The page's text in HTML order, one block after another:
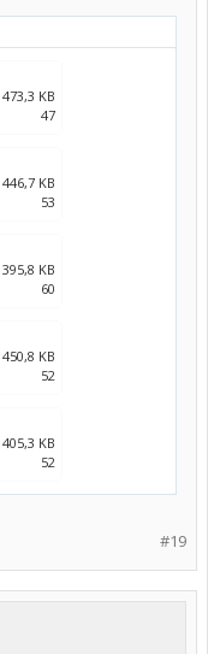
473,3 KB
47
446,7 KB
53
395,8 KB
60
450,8 KB
52
405,3 KB
52
#19